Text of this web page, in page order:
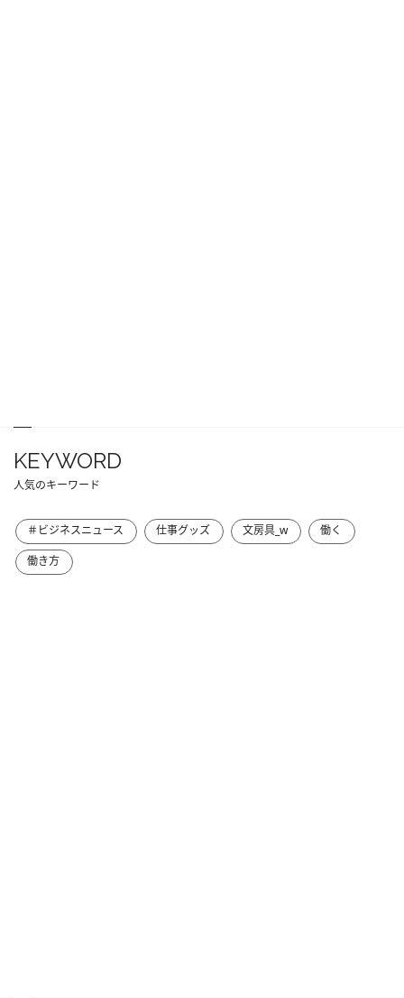
KEYWORD
人気のキーワード
＃ビジネスニュース 仕事グッズ 文房具_w
働く
働き方